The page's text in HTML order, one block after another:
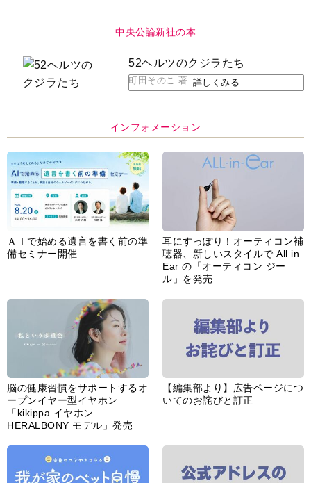
中央公論新社の本
52ヘルツのクジラたち
町田そのこ 著 詳しくみる
インフォメーション
ＡＩで始める遺言を書く前の準
備セミナー開催
耳にすっぽり！オーティコン補
聴器、新しいスタイルで All in
Ear の「オーティコン ジー
ル」を発売
脳の健康習慣をサポートするオ
ープンイヤー型イヤホン
「kikippa イヤホン
HERALBONY モデル」発売
【編集部より】広告ページにつ
いてのお詫びと訂正